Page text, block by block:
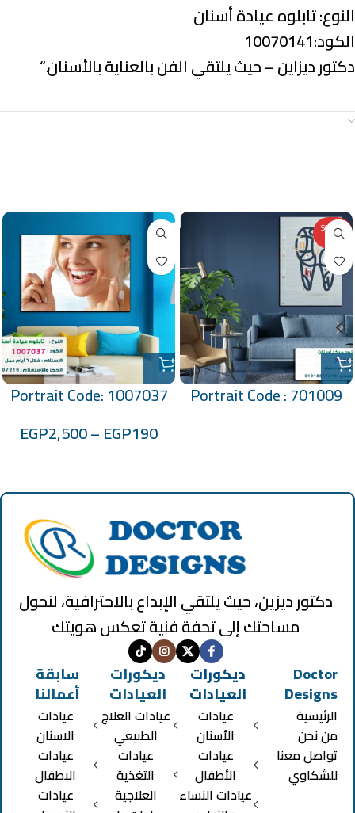
النوع:تابلوه عيادة أسنان
الكود:10070141
دكتور ديزاين – حيث يلتقي الفن بالعناية بالأسنان.“
SOLD O
UT
Portrait Code : 701009
Portrait Code: 1007037
EGP190
–
EGP2,500
دكتور ديزين، حيث يلتقي الإبداع بالاحترافية، لنحول
مساحتك إلى تحفة فنية تعكس هويتك
Doctor
Designs
الرئيسية
من نحن
تواصل معنا
للشكاوي
ديكورات
العيادات
عيادات
الأسنان
عيادات
الأطفال
عيادات النساء
ديكورات
العيادات
عيادات العلاج
الطبيعي
عيادات
التغذية
العلاجية
سابقة
أعمالنا
عيادات
الاسنان
عيادات
الاطفال
عيادات